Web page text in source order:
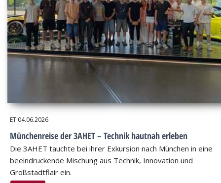
ET 04.06.2026
Münchenreise der 3AHET – Technik hautnah erleben
Die 3AHET tauchte bei ihrer Exkursion nach München in eine
beeindruckende Mischung aus Technik, Innovation und
Großstadtflair ein.